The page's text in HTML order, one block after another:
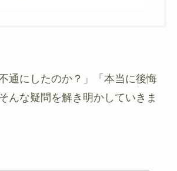
通にしたのか？」「本当に後悔
んな疑問を解き明かしていきま